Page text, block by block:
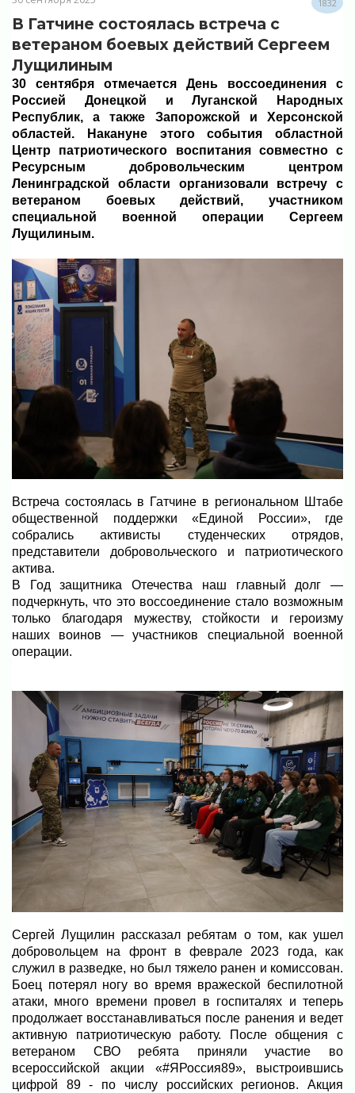
1832
В Гатчине состоялась встреча с
ветераном боевых действий Сергеем
Лущилиным
30 сентября отмечается День воссоединения с
Россией Донецкой и Луганской Народных
Республик, а также Запорожской и Херсонской
областей. Накануне этого события областной
Центр патриотического воспитания совместно с
Ресурсным добровольческим центром
Ленинградской области организовали встречу с
ветераном боевых действий, участником
специальной военной операции Сергеем
Лущилиным.
Встреча состоялась в Гатчине в региональном Штабе
общественной поддержки «Единой России», где
собрались активисты студенческих отрядов,
представители добровольческого и патриотического
актива.
В Год защитника Отечества наш главный долг —
подчеркнуть, что это воссоединение стало возможным
только благодаря мужеству, стойкости и героизму
наших воинов — участников специальной военной
операции.
Сергей Лущилин рассказал ребятам о том, как ушел
добровольцем на фронт в феврале 2023 года, как
служил в разведке, но был тяжело ранен и комиссован.
Боец потерял ногу во время вражеской беспилотной
атаки, много времени провел в госпиталях и теперь
продолжает восстанавливаться после ранения и ведет
активную патриотическую работу. После общения с
ветераном СВО ребята приняли участие во
всероссийской акции «#ЯРоссия89», выстроившись
цифрой 89 - по числу российских регионов. Акция